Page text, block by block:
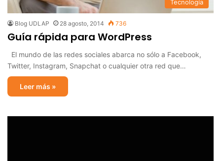
Tecnología
Blog UDLAP 28 agosto, 2014 736
Guía rápida para WordPress
El mundo de las redes sociales abarca no sólo a Facebook,
Twitter, Instagram, Snapchat o cualquier otra red que…
Leer más »